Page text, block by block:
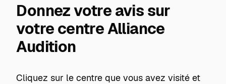
Donnez votre avis sur
votre centre Alliance
Audition
Cliquez sur le centre que vous avez visité et